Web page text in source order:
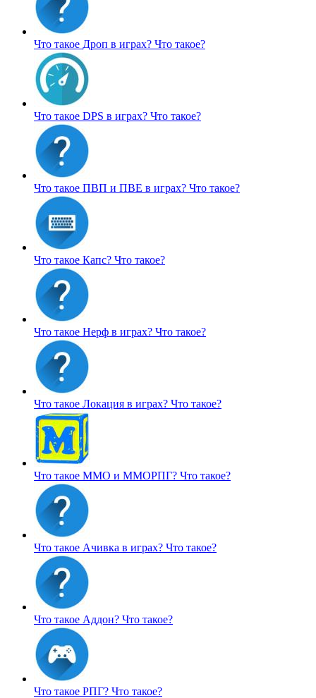
Что такое Дроп в играх? Что такое?
Что такое DPS в играх? Что такое?
Что такое ПВП и ПВЕ в играх? Что такое?
Что такое Капс? Что такое?
Что такое Нерф в играх? Что такое?
Что такое Локация в играх? Что такое?
Что такое ММО и ММОРПГ? Что такое?
Что такое Ачивка в играх? Что такое?
Что такое Аддон? Что такое?
Что такое РПГ? Что такое?